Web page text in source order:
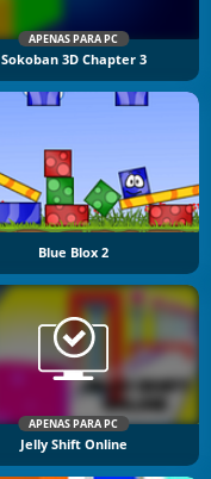
APENAS PARA PC
Sokoban 3D Chapter 3
Blue Blox 2
APENAS PARA PC
Jelly Shift Online